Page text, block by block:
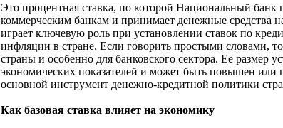
Это процентная ставка, по которой Национальный банк
коммерческим банкам и принимает денежные средства
играет ключевую роль при установлении ставок по
инфляции в стране. Если говорить простыми словами,
страны и особенно для банковского сектора. Ее размер
экономических показателей и может быть повышен или
основной инструмент денежно-кредитной политики
Как базовая ставка влияет на экономику